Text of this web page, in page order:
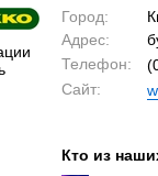
Город:
Адрес:
Телефон:
Сайт:
Кто из